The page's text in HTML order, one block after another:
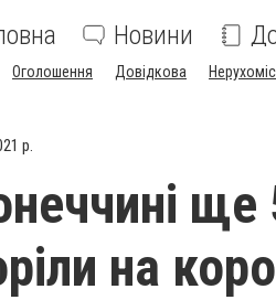
Новини
Оголошення Довідкова
р.
на